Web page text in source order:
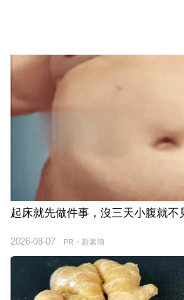
起床就先做件事，沒三天小腹就不
PR・新素簡
2026-08-07